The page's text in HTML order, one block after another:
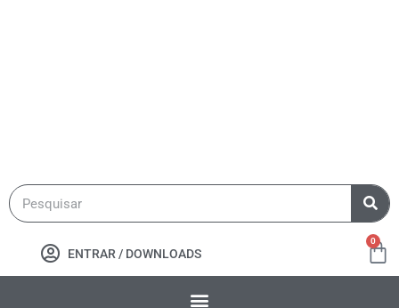
ENTRAR / DOWNLOADS
0